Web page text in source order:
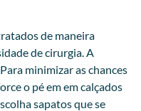
de maneira
de cirurgia. A
minimizar as chances
o pé em em calçados
sapatos que se